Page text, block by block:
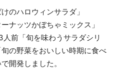
のハロウィンサラダ」
ッツかぼちゃミックス」
前「旬を味わうサラダシリ
の野菜をおいしい時期に食べ
開発しました。